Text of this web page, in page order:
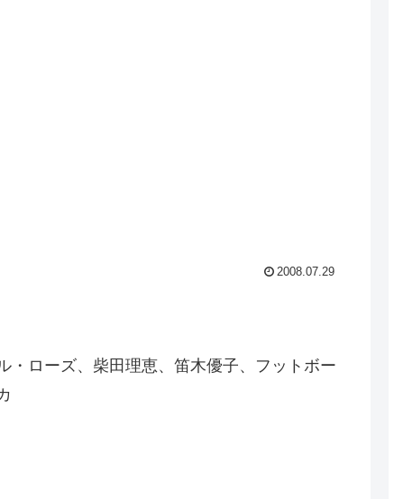
2008.07.29
・ローズ、柴田理恵、笛木優子、フットボー